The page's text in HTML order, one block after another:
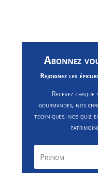
Abonnez
Rejoignez les
Recevez
gourmandes, nos
techniques, nos quiz